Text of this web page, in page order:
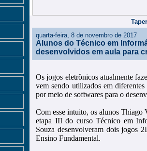
quarta-feira, 8 de novembro de 2017
Alunos do Técnico em
desenvolvidos em aula para
Os jogos eletrônicos atualmente
vem sendo utilizados em
por meio de softwares para o
Com esse intuito, os alunos
etapa III do curso Técnico em
Souza desenvolveram dois jogos
Ensino Fundamental.